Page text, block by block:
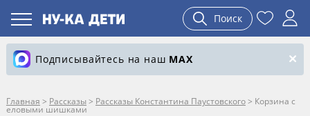
Поиск
Подписывайтесь на наш MAX
Главная > Рассказы > Рассказы Константина Паустовского> Корзина с
еловыми шишками